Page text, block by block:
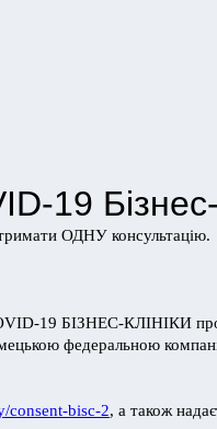
19 Бізнес-
ОДНУ консультацію.
19 БІЗНЕС-КЛІНІКИ
федеральною
consent-bisc-2, а також